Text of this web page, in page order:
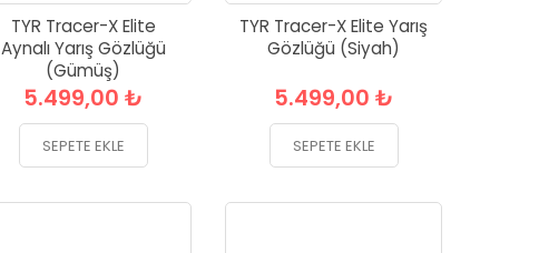
TYR Tracer-X Elite
Aynalı Yarış Gözlüğü
(Gümüş)
5.499,00 ₺
SEPETE EKLE
TYR Tracer-X Elite Yarış
Gözlüğü (Siyah)
5.499,00 ₺
SEPETE EKLE